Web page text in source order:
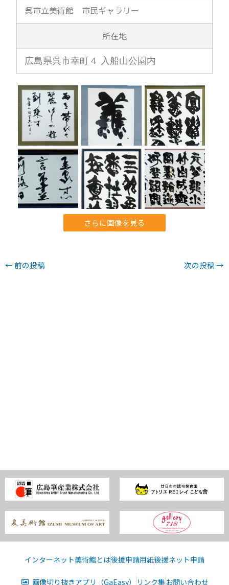
呉市立美術館 市民ギャラリー
所在地
広島県呉市幸町４ 入船山公園内
さらに画像を見る
← 前の投稿 次の投稿→
インターネット美術館とは後援申請用紙後援ネット申請
画像切り抜きアプリ（GaEasy） リンク集 お問い合わせ